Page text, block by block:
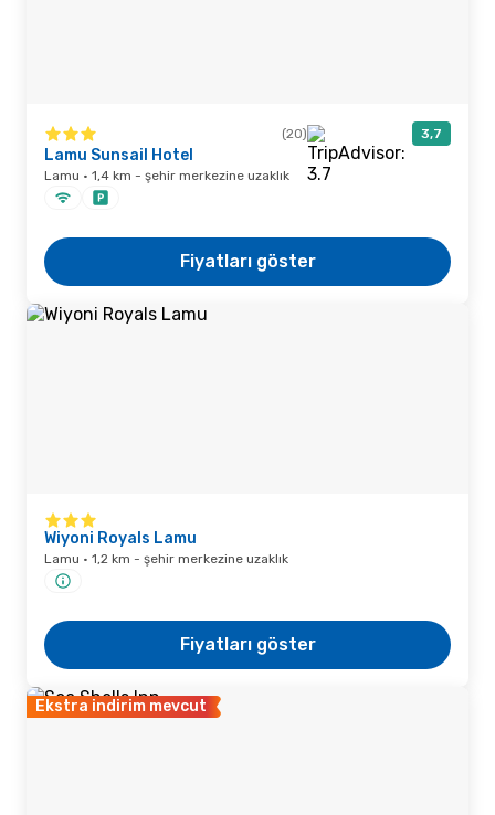
(20) 3,7
Lamu Sunsail Hotel
Lamu · 1,4 km - şehir merkezine uzaklık
Fiyatları göster
Wiyoni Royals Lamu
Lamu · 1,2 km - şehir merkezine uzaklık
Fiyatları göster
Ekstra indirim mevcut